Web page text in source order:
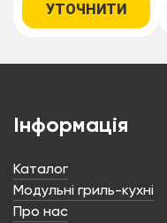
УТОЧНИТИ
Інформація
Каталог
Модульні гриль-кухні
Про нас